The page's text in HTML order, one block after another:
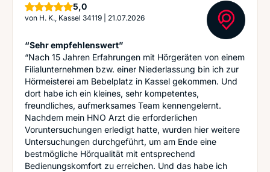
5,0Sterne
von H. K., Kassel 34119 21.07.2026
“Sehr empfehlenswert”
“Nach 15 Jahren Erfahrungen mit Hörgeräten von einem
Filialunternehmen bzw. einer Niederlassung bin ich zur
Hörmeisterei am Bebelplatz in Kassel gekommen. Und
dort habe ich ein kleines, sehr kompetentes,
freundliches, aufmerksames Team kennengelernt.
Nachdem mein HNO Arzt die erforderlichen
Voruntersuchungen erledigt hatte, wurden hier weitere
Untersuchungen durchgeführt, um am Ende eine
bestmögliche Hörqualität mit entsprechend
Bedienungskomfort zu erreichen. Und das habe ich